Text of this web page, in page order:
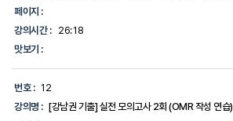
페이지 :
강의시간 :
26:18
맛보기 :
번호 : 12
강의명 : [강남권 기출] 실전 모의고사 2회 (OMR 작성 연습)